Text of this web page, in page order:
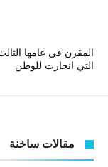
المقرن في عامها
التي انحازت للوطن
مقالات ساخنة